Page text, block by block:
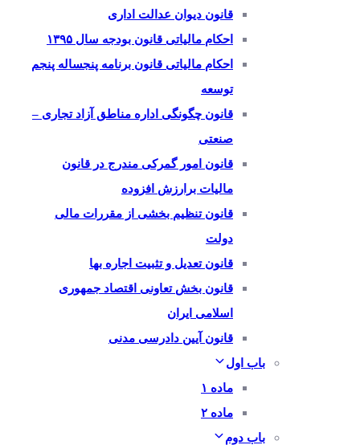
قانون دیوان عدالت اداری
احکام مالیاتی قانون بودجه سال ۱۳۹۵
احکام مالیاتی قانون برنامه پنجساله پنجم
توسعه
قانون چگونگی اداره مناطق آزاد تجاری –
صنعتی
قانون امور گمرکی مندرج در قانون
مالیات برارزش افزوده
قانون تنظیم بخشی از مقررات مالی
دولت
قانون تعدیل و تثبیت اجاره بها
قانون بخش تعاونی اقتصاد جمهوری
اسلامی ایران
قانون آیین دادرسی مدنی
باب اول
ماده ۱
ماده ۲
باب دوم